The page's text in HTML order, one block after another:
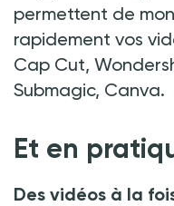
permettent de
rapidement vos
Cap Cut,
Submagic, Canva.
Et en
Des vidéos à la